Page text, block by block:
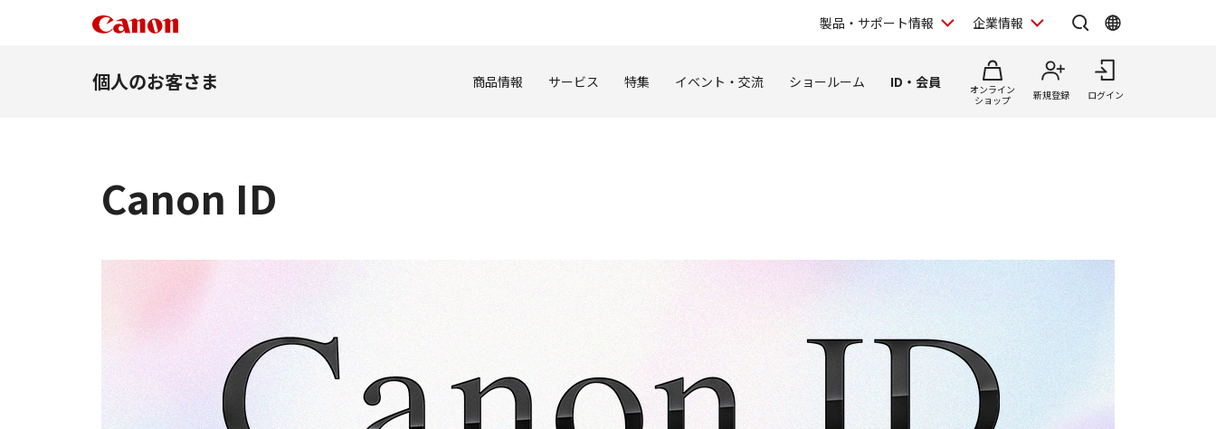
製品・サポート情報 企業情報
個人のお客さま 商品情報 サービス 特集 イベント・交流 ショールーム ID・会員
オンライン
ショップ
新規登録 ログイン
Canon ID